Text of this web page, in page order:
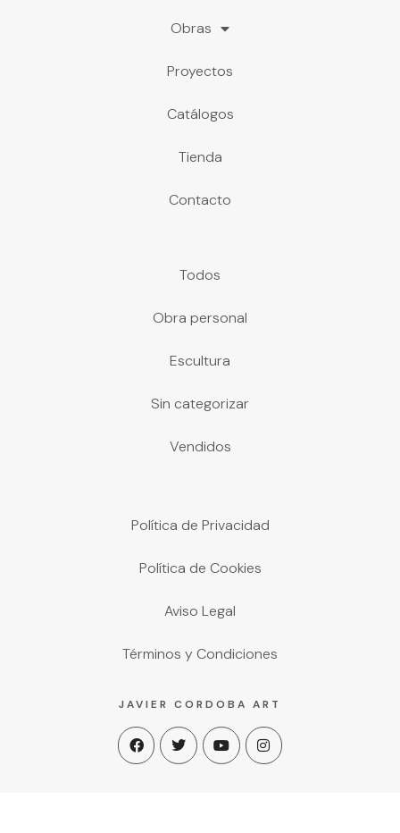
Obras
Proyectos
Catálogos
Tienda
Contacto
Todos
Obra personal
Escultura
Sin categorizar
Vendidos
Política de Privacidad
Política de Cookies
Aviso Legal
Términos y Condiciones
JAVIER CORDOBA ART